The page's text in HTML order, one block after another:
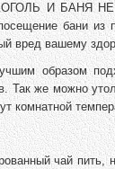
И БАНЯ НЕ
бани из
вред вашему
образом
Так же можно
комнатной
чай пить,